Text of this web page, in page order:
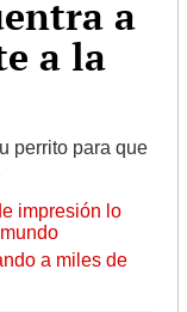
a
a la
perrito para que
impresión lo
a miles de